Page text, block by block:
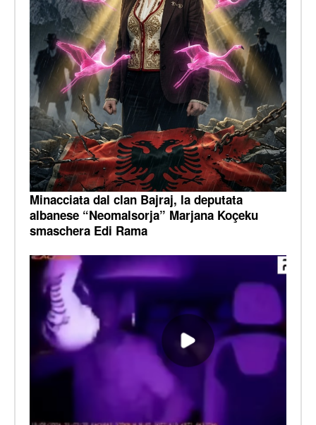
Minacciata dal clan Bajraj, la deputata
albanese “Neomalsorja” Marjana Koçeku
smaschera Edi Rama